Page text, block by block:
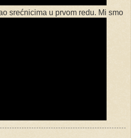
srećnicima u prvom redu. Mi smo